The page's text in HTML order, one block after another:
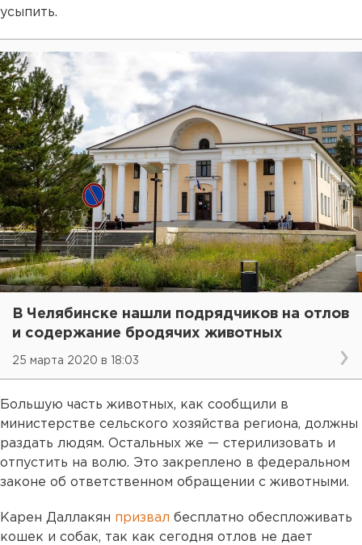
усыпить.
В Челябинске нашли подрядчиков на отлов
и содержание бродячих животных
25 марта 2020 в 18:03
Большую часть животных, как сообщили в
министерстве сельского хозяйства региона, должны
раздать людям. Остальных же — стерилизовать и
отпустить на волю. Это закреплено в федеральном
законе об ответственном обращении с животными.
Карен Даллакян призвал бесплатно обеспложивать
кошек и собак, так как сегодня отлов не дает